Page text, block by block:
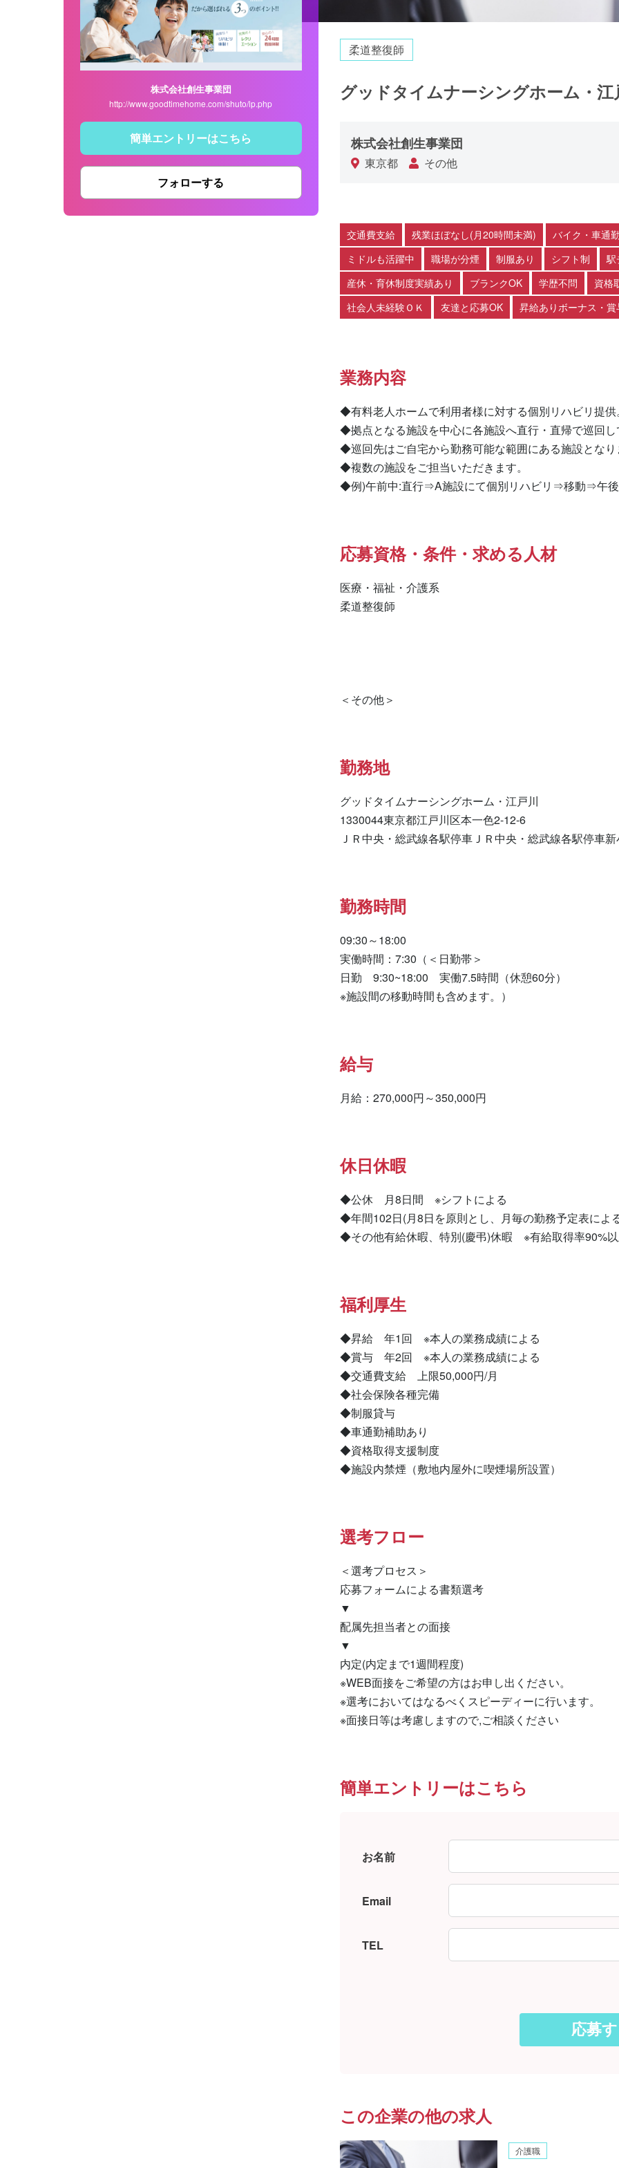
株式会社創生事業団
http://www.goodtimehome.com/shuto/lp.php
簡単エントリーはこちら
フォローする
柔道整復師
グッドタイムナーシングホーム・
株式会社創生事業団
東京都 その他
交通費支給 残業ほぼなし(月20時間未満)
バイク・車通
ミドルも活躍中
職場が分煙 制服あり シフト制
駅
産休・育休制度実績あり
ブランクOK 学歴不問
資格
社会人未経験ＯＫ
友達と応募OK 昇給ありボーナス・
業務内容
◆有料老人ホームで利用者様に対する個別リハビリ提供
◆拠点となる施設を中心に各施設へ直行・直帰で巡回
◆巡回先はご自宅から勤務可能な範囲にある施設とな
◆複数の施設をご担当いただきます。
◆例)午前中:直行⇒A施設にて個別リハビリ⇒移動⇒午
応募資格・条件・求める人材
医療・福祉・介護系
柔道整復師
勤務地
グッドタイムナーシングホーム・江戸川
1330044東京都江戸川区本一色2-12-6
ＪＲ中央・総武線各駅停車ＪＲ中央・総武線各駅停車
勤務時間
09:30～18:00
実働時間：7:30（＜日勤帯＞
日勤　9:30~18:00　実働7.5時間（休憩60分）
※施設間の移動時間も含めます。）
給与
月給：270,000円～350,000円
休日休暇
◆公休　月8日間　※シフトによる
◆年間102日(月8日を原則とし、月毎の勤務予定表によ
◆その他有給休暇、特別(慶弔)休暇　※有給取得率90%
福利厚生
◆昇給　年1回　※本人の業務成績による
◆賞与　年2回　※本人の業務成績による
◆交通費支給　上限50,000円/月
◆社会保険各種完備
◆制服貸与
◆車通勤補助あり
◆資格取得支援制度
◆施設内禁煙（敷地内屋外に喫煙場所設置）
選考フロー
＜選考プロセス＞
応募フォームによる書類選考
▼
配属先担当者との面接
▼
内定(内定まで1週間程度)
※WEB面接をご希望の方はお申し出ください。
※選考においてはなるべくスピーディーに行います。
※面接日等は考慮しますので,ご相談ください
簡単エントリーはこちら
お名前
Email
TEL
この企業の他の求人
介護職